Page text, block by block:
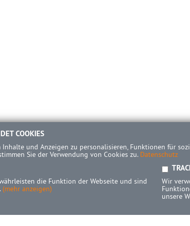
COOKIES
Inhalte und Anzeigen zu personalisieren, Funktionen für
Sie der Verwendung von Cookies zu. Datenschutz
die Funktion der Webseite und sind
(mehr anzeigen)
Wir
unsere